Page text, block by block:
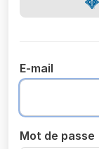
E-mail
Mot de passe